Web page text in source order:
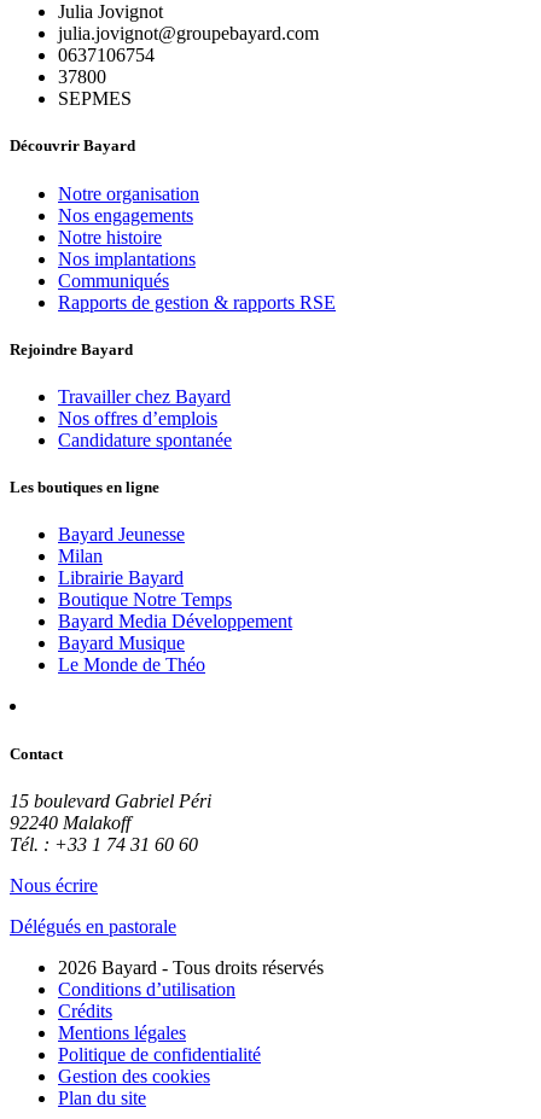
Julia Jovignot
julia.jovignot@groupebayard.com
0637106754
37800
SEPMES
Découvrir Bayard
Notre organisation
Nos engagements
Notre histoire
Nos implantations
Communiqués
Rapports de gestion & rapports RSE
Rejoindre Bayard
Travailler chez Bayard
Nos offres d’emplois
Candidature spontanée
Les boutiques en ligne
Bayard Jeunesse
Milan
Librairie Bayard
Boutique Notre Temps
Bayard Media Développement
Bayard Musique
Le Monde de Théo
Contact
15 boulevard Gabriel Péri
92240 Malakoff
Tél. : +33 1 74 31 60 60
Nous écrire
Délégués en pastorale
2026 Bayard - Tous droits réservés
Conditions d’utilisation
Crédits
Mentions légales
Politique de confidentialité
Gestion des cookies
Plan du site